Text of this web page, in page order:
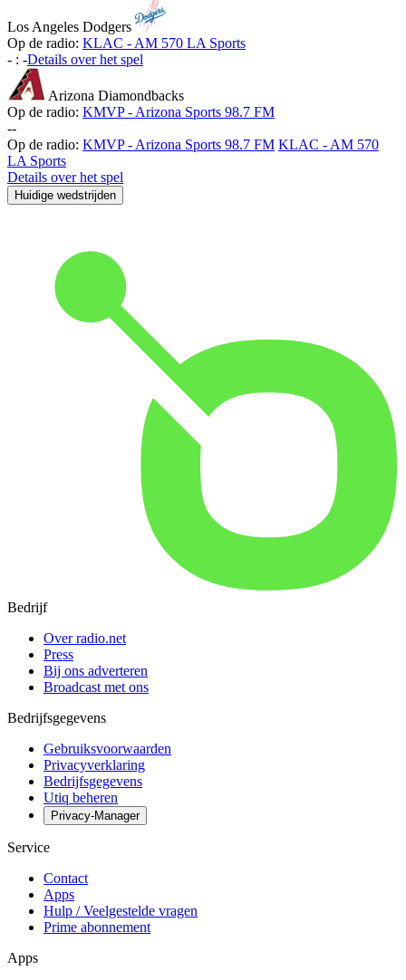
Los Angeles Dodgers
Op de radio: KLAC - AM 570 LA Sports
- : -Details over het spel
Arizona Diamondbacks
Op de radio: KMVP - Arizona Sports 98.7 FM
--
Op de radio: KMVP - Arizona Sports 98.7 FM KLAC - AM 570
LA Sports
Details over het spel
Huidige wedstrijden
Bedrijf
Over radio.net
Press
Bij ons adverteren
Broadcast met ons
Bedrijfsgegevens
Gebruiksvoorwaarden
Privacyverklaring
Bedrijfsgegevens
Utiq beheren
Privacy-Manager
Service
Contact
Apps
Hulp / Veelgestelde vragen
Prime abonnement
Apps